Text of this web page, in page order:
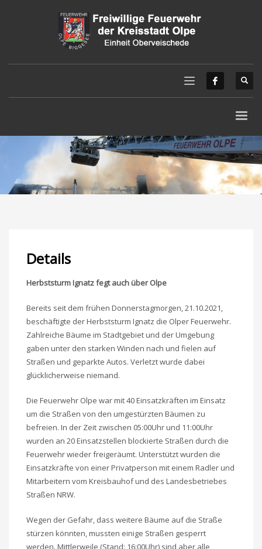
Details
Herbststurm Ignatz fegt auch über Olpe
Bereits seit dem frühen Donnerstagmorgen, 21.10.2021,
beschäftigte der Herbststurm Ignatz die Olper Feuerwehr.
Zahlreiche Bäume im Stadtgebiet und der Umgebung
gaben unter den starken Winden nach und fielen auf
Straßen und geparkte Autos. Verletzt wurde dabei
glücklicherweise niemand.
Die Feuerwehr Olpe war mit 40 Einsatzkräften im Einsatz
um die Straßen von den umgestürzten Bäumen zu
befreien. In der Zeit zwischen 05:00Uhr und 11:00Uhr
wurden an 20 Einsatzstellen blockierte Straßen durch die
Feuerwehr wieder freigeräumt. Unterstützt wurden die
Einsatzkräfte von einer Privatperson mit einem Radler und
Mitarbeitern vom Kreisbauhof und des Landesbetriebes
Straßen NRW.
Wegen der Gefahr, dass weitere Bäume auf die Straße
stürzen könnten, mussten einige Straßen gesperrt
werden. Mittlerweile (Stand: 16:00Uhr) sind aber alle